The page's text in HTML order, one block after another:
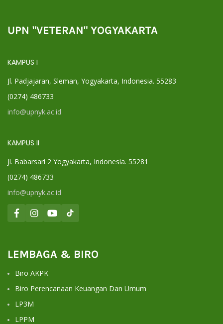
UPN "VETERAN" YOGYAKARTA
KAMPUS I
Jl. Padjajaran, Sleman, Yogyakarta, Indonesia. 55283
(0274) 486733
info@upnyk.ac.id
KAMPUS II
Jl. Babarsari 2 Yogyakarta, Indonesia. 55281
(0274) 486733
info@upnyk.ac.id
LEMBAGA & BIRO
Biro AKPK
Biro Perencanaan Keuangan Dan Umum
LP3M
LPPM